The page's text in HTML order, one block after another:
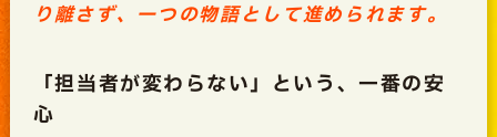
り離さず、一つの物語として進められます。
「担当者が変わらない」という、一番の安
心